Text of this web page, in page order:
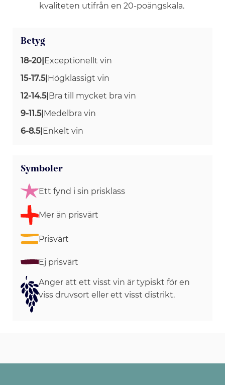
kvaliteten utifrån en 20-poängskala.
Betyg
18-20 Exceptionellt vin
15-17.5| Högklassigt vin
12-14.5| Bra till mycket bra vin
9-11.5| Medelbra vin
6-8.5| Enkelt vin
Symboler
Ett fynd i sin prisklass
Mer än prisvärt
Prisvärt
Ej prisvärt
Anger att ett visst vin är typiskt för en
viss druvsort eller ett visst distrikt.